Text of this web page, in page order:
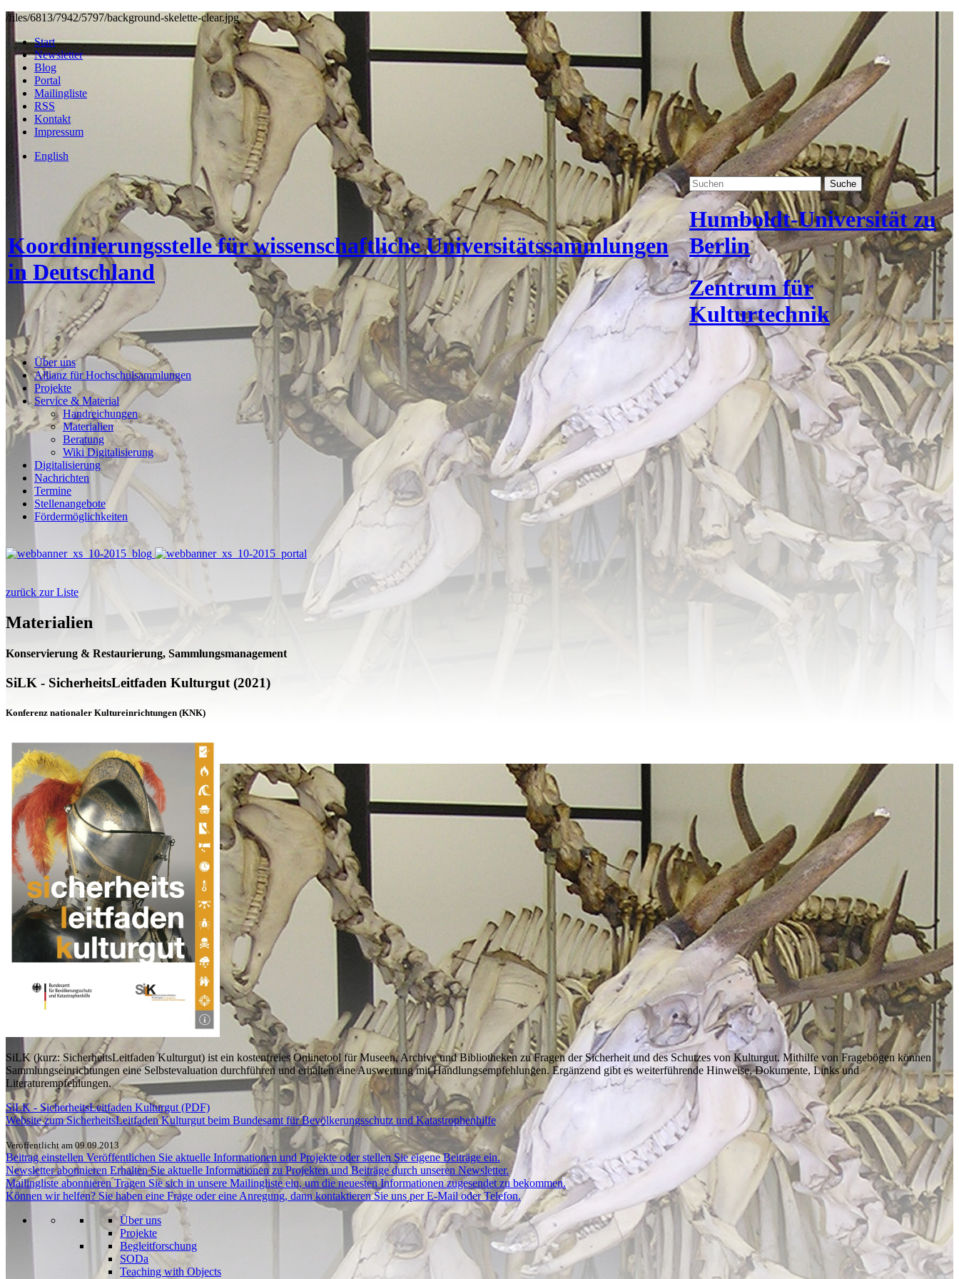
/files/6813/7942/5797/background-skelette-clear.jpg
Start
Newsletter
Blog
Portal
Mailingliste
RSS
Kontakt
Impressum
English
Koordinierungsstelle für wissenschaftliche Universitätssammlungen
in Deutschland
Suche
Humboldt-Universität zu
Berlin
Zentrum für
Kulturtechnik
Über uns
Allianz für Hochschulsammlungen
Projekte
Service & Material
Handreichungen
Materialien
Beratung
Wiki Digitalisierung
Digitalisierung
Nachrichten
Termine
Stellenangebote
Fördermöglichkeiten
zurück zur Liste
Materialien
Konservierung & Restaurierung, Sammlungsmanagement
SiLK - SicherheitsLeitfaden Kulturgut (2021)
Konferenz nationaler Kultureinrichtungen (KNK)
SiLK (kurz: SicherheitsLeitfaden Kulturgut) ist ein kostenfreies Onlinetool für Museen, Archive und Bibliotheken zu Fragen der Sicherheit und des Schutzes von Kulturgut. Mithilfe von Fragebögen können
Sammlungseinrichtungen eine Selbstevaluation durchführen und erhalten eine Auswertung mit Handlungsempfehlungen. Ergänzend gibt es weiterführende Hinweise, Dokumente, Links und
Literaturempfehlungen.
SiLK - SicherheitsLeitfaden Kulturgut (PDF)
Website zumSicherheitsLeitfaden Kulturgut beim Bundesamt für Bevölkerungsschutz und Katastrophenhilfe
Veröffentlicht am 09.09.2013
Beitrag einstellen Veröffentlichen Sie aktuelle Informationen und Projekte oder stellen Sie eigene Beiträge ein.
Newsletter abonnieren Erhalten Sie aktuelle Informationen zu Projekten und Beiträge durch unseren Newsletter.
Mailingliste abonnieren Tragen Sie sich in unsere Mailingliste ein, um die neuesten Informationen zugesendet zu bekommen.
Können wir helfen? Sie haben eine Frage oder eine Anregung, dann kontaktieren Sie uns per E-Mail oder Telefon.
Über uns
Projekte
Begleitforschung
SODa
Teaching with Objects